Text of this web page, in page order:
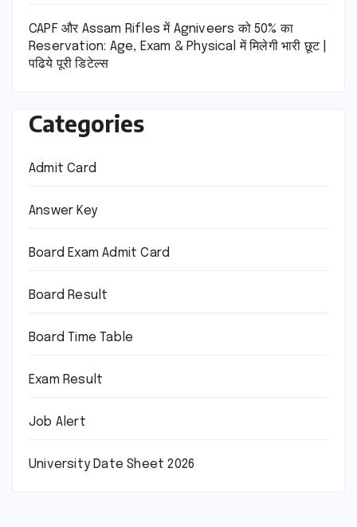
CAPF और Assam Rifles में Agniveers को 50% का
Reservation: Age, Exam & Physical में मिलेगी भारी छूट |
पढिये पूरी डिटेल्स
Categories
Admit Card
Answer Key
Board Exam Admit Card
Board Result
Board Time Table
Exam Result
Job Alert
University Date Sheet 2026